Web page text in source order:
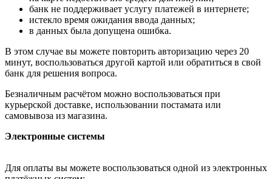
банк не поддерживает услугу платежей в интернете;
истекло время ожидания ввода данных;
в данных была допущена ошибка.
В этом случае вы можете повторить авторизацию через 20
минут, воспользоваться другой картой или обратиться в свой
банк для решения вопроса.
Безналичным расчётом можно воспользоваться при
курьерской доставке, использовании постамата или
самовывоза из магазина.
Электронные системы
Для оплаты вы можете воспользоваться одной из электронных